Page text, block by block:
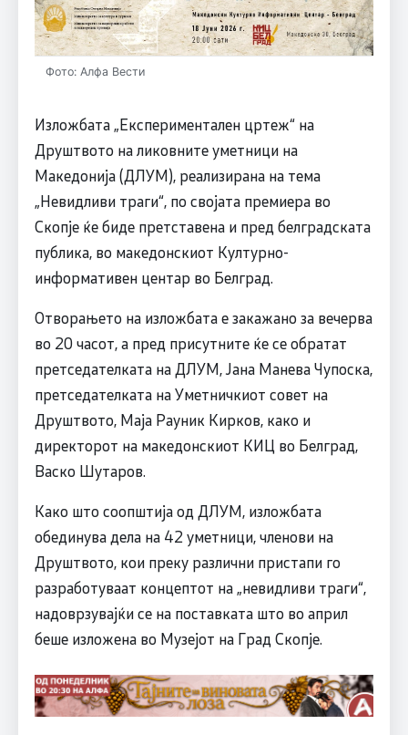
Фото: Алфа Вести
Изложбата „Експериментален цртеж“ на
Друштвото на ликовните уметници на
Македонија (ДЛУМ), реализирана на тема
„Невидливи траги“, по својата премиера во
Скопје ќе биде претставена и пред белградската
публика, во македонскиот Културно-
информативен центар во Белград.
Отворањето на изложбата е закажано за вечерва
во 20 часот, а пред присутните ќе се обратат
претседателката на ДЛУМ, Јана Манева Чупоска,
претседателката на Уметничкиот совет на
Друштвото, Маја Рауник Кирков, како и
директорот на македонскиот КИЦ во Белград,
Васко Шутаров.
Како што соопштија од ДЛУМ, изложбата
обединува дела на 42 уметници, членови на
Друштвото, кои преку различни пристапи го
разработуваат концептот на „невидливи траги“,
надоврзувајќи се на поставката што во април
беше изложена во Музејот на Град Скопје.